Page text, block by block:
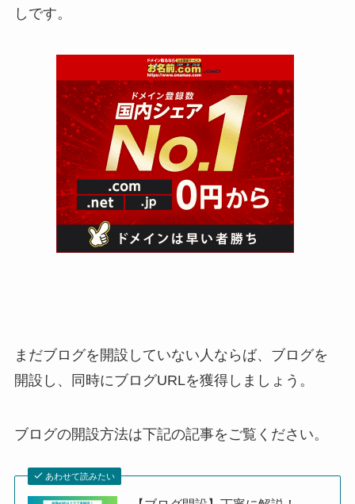
しです。
まだブログを開設していない人ならば、ブログを
開設し、同時にブログURLを獲得しましょう。
ブログの開設方法は下記の記事をご覧ください。
あわせて読みたい